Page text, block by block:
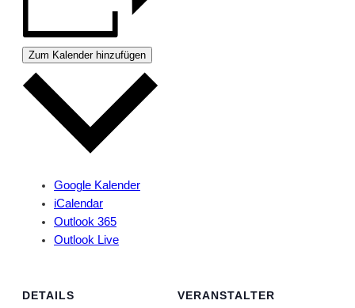
Zum Kalender hinzufügen
Google Kalender
iCalendar
Outlook 365
Outlook Live
DETAILS VERANSTALTER